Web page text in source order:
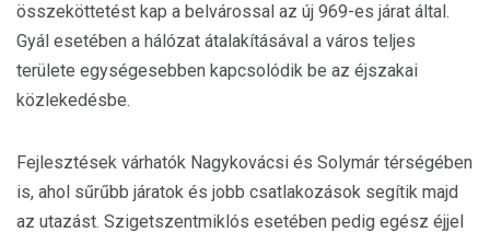
összeköttetést kap a belvárossal az új 969-es járat által.
Gyál esetében a hálózat átalakításával a város teljes
területe egységesebben kapcsolódik be az éjszakai
közlekedésbe.
Fejlesztések várhatók Nagykovácsi és Solymár térségében
is, ahol sűrűbb járatok és jobb csatlakozások segítik majd
az utazást. Szigetszentmiklós esetében pedig egész éjjel